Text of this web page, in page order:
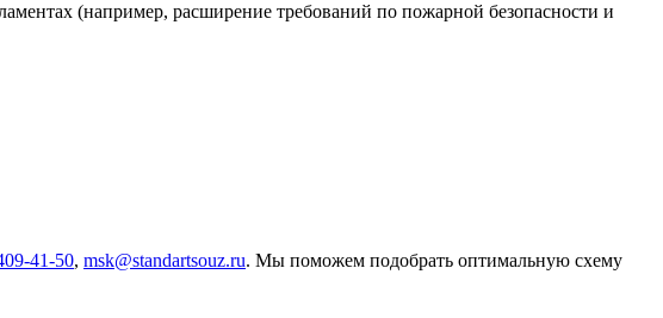
(например, расширение требований по пожарной безопасности и
41-50, msk@standartsouz.ru. Мы поможем подобрать оптимальную схему